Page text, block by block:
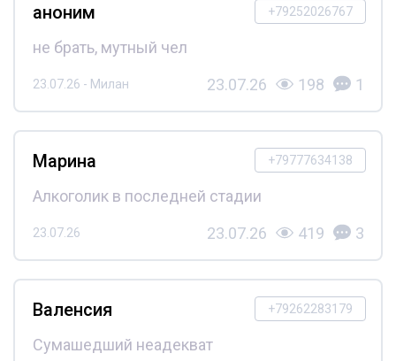
+79252026767
аноним
не брать, мутный чел
23.07.26 - Милан 23.07.26 198 1
+79777634138
Марина
Алкоголик в последней стадии
23.07.26 23.07.26 419 3
+79262283179
Валенсия
Сумашедший неадекват